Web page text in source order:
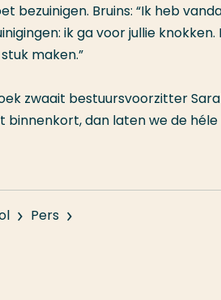
bezuinigen. Bruins: “Ik heb
ik ga voor jullie
maken.”
zwaait bestuursvoorzitter
binnenkort, dan laten we de
Pers